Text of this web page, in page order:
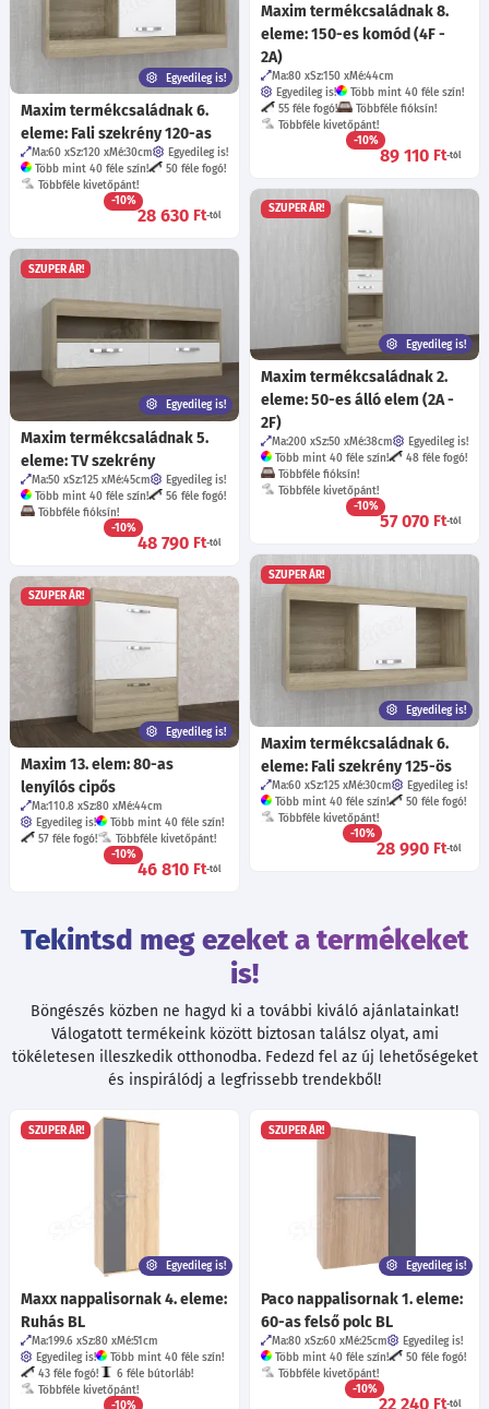
Maxim termékcsaládnak 8.
eleme: 150-es komód (4F -
2A)
Ma:80 Sz:150 Mé:44cm
Egyedileg is!
Több mint 40 féle szín!
55 féle fogó!
Többféle fióksín!
Többféle kivetőpánt!
-10%
89 110 Ft-tól
Egyedileg is!
Maxim termékcsaládnak 6.
eleme: Fali szekrény 120-as
Ma:60 Sz:120 Mé:30cm
Egyedileg is!
Több mint 40 féle szín!
50 féle fogó!
Többféle kivetőpánt!
-10%
28 630 Ft-tól
SZUPER ÁR!
Egyedileg is!
Maxim termékcsaládnak 2.
eleme: 50-es álló elem (2A -
2F)
Ma:200 Sz:50 Mé:38cm
Egyedileg is!
Több mint 40 féle szín!
48 féle fogó!
Többféle fióksín!
Többféle kivetőpánt!
-10%
57 070 Ft-tól
SZUPER ÁR!
Egyedileg is!
Maxim termékcsaládnak 5.
eleme: TV szekrény
Ma:50 Sz:125 Mé:45cm
Egyedileg is!
Több mint 40 féle szín!
56 féle fogó!
Többféle fióksín!
-10%
48 790 Ft-tól
SZUPER ÁR!
Egyedileg is!
Maxim termékcsaládnak 6.
eleme: Fali szekrény 125-ös
Ma:60 Sz:125 Mé:30cm
Egyedileg is!
Több mint 40 féle szín!
50 féle fogó!
Többféle kivetőpánt!
-10%
28 990 Ft-tól
SZUPER ÁR!
Egyedileg is!
Maxim 13. elem: 80-as
lenyílós cipős
Ma:110.8 Sz:80 Mé:44cm
Egyedileg is!
Több mint 40 féle szín!
57 féle fogó!
Többféle kivetőpánt!
-10%
46 810 Ft-tól
Tekintsd meg ezeket a termékeket
is!
Böngészés közben ne hagyd ki a további kiváló ajánlatainkat!
Válogatott termékeink között biztosan találsz olyat, ami
tökéletesen illeszkedik otthonodba. Fedezd fel az új lehetőségeket
és inspirálódj a legfrissebb trendekből!
SZUPER ÁR!
Egyedileg is!
Maxx nappalisornak 4. eleme:
Ruhás BL
Ma:199.6 Sz:80 Mé:51cm
Egyedileg is!
Több mint 40 féle szín!
43 féle fogó!
6 féle bútorláb!
Többféle kivetőpánt!
-10%
SZUPER ÁR!
Egyedileg is!
Paco nappalisornak 1. eleme:
60-as felső polc BL
Ma:80 Sz:60 Mé:25cm
Egyedileg is!
Több mint 40 féle szín!
50 féle fogó!
Többféle kivetőpánt!
-10%
22 240 Ft-tól